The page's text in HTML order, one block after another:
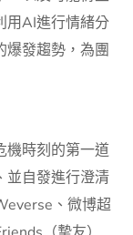
用AI進行情緒分
爆發趨勢，為團
機時刻的第一道
並自發進行澄清
、微博超